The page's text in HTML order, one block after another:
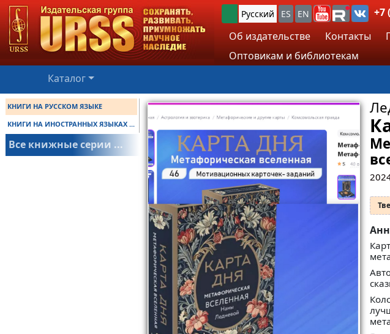
Русский ES EN
+7
Об издательстве
Контакты
Оптовикам и библиотекам
Каталог
КНИГИ НА РУССКОМ ЯЗЫКЕ
КНИГИ НА ИНОСТРАННЫХ ЯЗЫКАХ ...
Все книжные серии ...